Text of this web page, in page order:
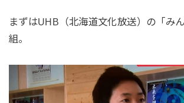
まずはUHB（北海道文化放送）の「み
組。